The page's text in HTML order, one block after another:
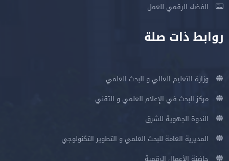
الفضاء الرقمي للعمل
روابط ذات صلة
وزارة التعليم العالي و البحث العلمي
مركز البحث في الإعلام العلمي و التقني
الندوة الجهوية للشرق
المديرية العامة للبحث العلمي و التطوير التكنولوجي